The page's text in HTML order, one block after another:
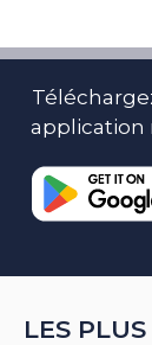
application
LES